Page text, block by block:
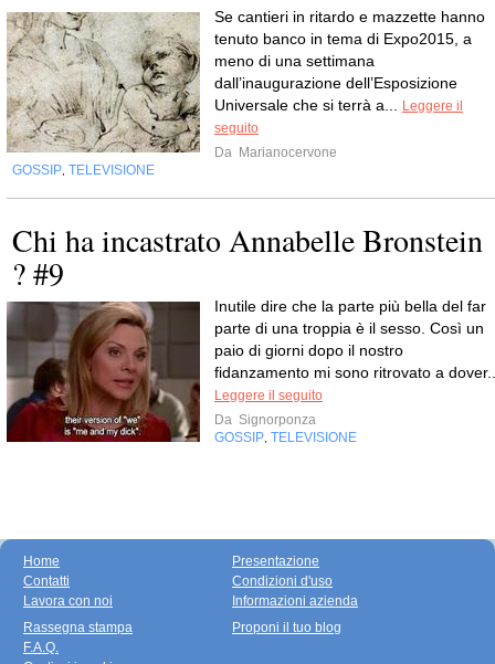
Se cantieri in ritardo e mazzette hanno
tenuto banco in tema di Expo2015, a
meno di una settimana
dall’inaugurazione dell’Esposizione
Universale che si terrà a...
Leggere il
seguito
Da Marianocervone
GOSSIP TELEVISIONE
Chi ha incastrato Annabelle Bronstein
? #9
Inutile dire che la parte più bella del far
parte di una troppia è il sesso. Così un
paio di giorni dopo il nostro
fidanzamento mi sono ritrovato a
Leggere il seguito
Da Signorponza
GOSSIP TELEVISIONE
Home
Contatti
Lavora con noi
Presentazione
Condizioni d'uso
Informazioni azienda
Rassegna stampa
F.A.Q.
Proponi il tuo blog